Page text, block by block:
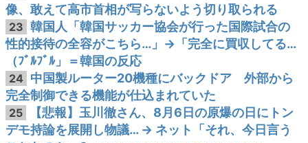
像、敢えて高市首相が写らないよう切り取られる
23 韓国人「韓国サッカー協会が行った国際試合の
性的接待の全容がこちら…」→「完全に買収してる…
（ﾌﾞﾙﾌﾞﾙ」＝韓国の反応
24 中国製ルーター20機種にバックドア 外部から
完全制御できる機能が仕込まれていた
25
【悲報】玉川徹さん、8月6日の原爆の日にトン
デモ持論を展開し物議… → ネット「それ、今日言う